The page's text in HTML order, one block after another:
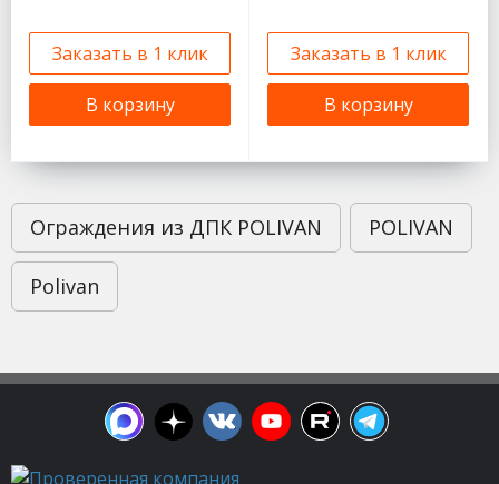
Заказать в 1 клик
В корзину
Заказать в 1 клик
В корзину
Ограждения из ДПК POLIVAN POLIVAN
Polivan